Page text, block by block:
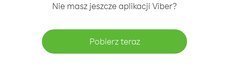
Nie masz jeszcze aplikacji Viber?
Pobierz teraz